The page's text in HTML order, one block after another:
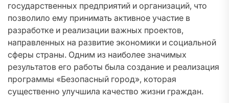
государственных предприятий и организаций, что
позволило ему принимать активное участие в
разработке и реализации важных проектов,
направленных на развитие экономики и социальной
сферы страны. Одним из наиболее значимых
результатов его работы была создание и реализация
программы «Безопасный город», которая
существенно улучшила качество жизни граждан.